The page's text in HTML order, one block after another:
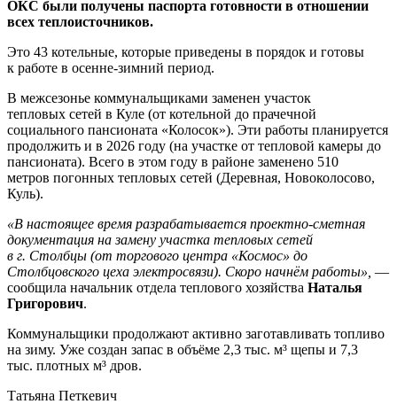
ОКС были получены паспорта готовности в отношении
всех теплоисточников.
Это 43 котельные, которые приведены в порядок и готовы
к работе в осенне-зимний период.
В межсезонье коммунальщиками заменен участок
тепловых сетей в Куле (от котельной до прачечной
социального пансионата «Колосок»). Эти работы планируется
продолжить и в 2026 году (на участке от тепловой камеры до
пансионата). Всего в этом году в районе заменено 510
метров погонных тепловых сетей (Деревная, Новоколосово,
Куль).
«В настоящее время разрабатывается проектно-сметная
документация на замену участка тепловых сетей
в г. Столбцы (от торгового центра «Космос» до
Столбцовского цеха электросвязи). Скоро начнём работы», —
сообщила начальник отдела теплового хозяйства Наталья
Григорович.
Коммунальщики продолжают активно заготавливать топливо
на зиму. Уже создан запас в объёме 2,3 тыс. м³ щепы и 7,3
тыс. плотных м³ дров.
Татьяна Петкевич